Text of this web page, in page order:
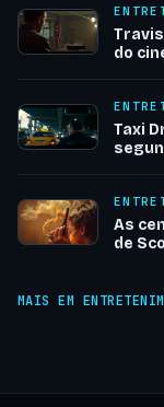
do
Taxi
As
de
MAIS EM